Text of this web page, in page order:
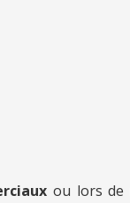
ou lors de